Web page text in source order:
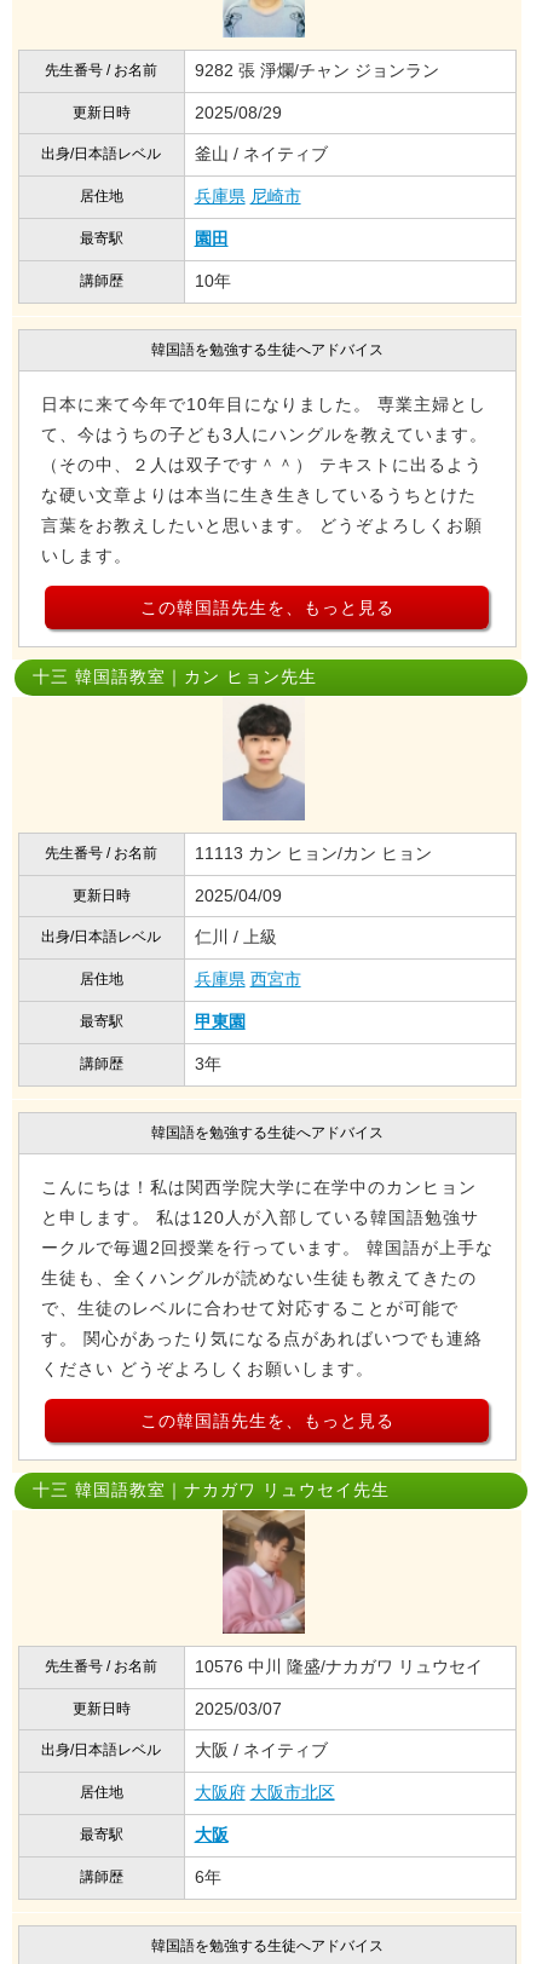
先生番号 / お名前 9282 張 淨爛/チャン ジョンラン
更新日時 2025/08/29
出身/日本語レベル 釜山 / ネイティブ
居住地 兵庫県 尼崎市
最寄駅 園田
講師歴 10年
韓国語を勉強する生徒へアドバイス
日本に来て今年で10年目になりました。 専業主婦とし
て、今はうちの子ども3人にハングルを教えています。
（その中、２人は双子です＾＾） テキストに出るよう
な硬い文章よりは本当に生き生きしているうちとけた
言葉をお教えしたいと思います。 どうぞよろしくお願
いします。
この韓国語先生を、もっと見る
十三 韓国語教室｜カン ヒョン先生
先生番号 / お名前 11113 カン ヒョン/カン ヒョン
更新日時 2025/04/09
出身/日本語レベル 仁川 / 上級
居住地 兵庫県 西宮市
最寄駅 甲東園
講師歴 3年
韓国語を勉強する生徒へアドバイス
こんにちは！私は関西学院大学に在学中のカンヒョン
と申します。 私は120人が入部している韓国語勉強サ
ークルで毎週2回授業を行っています。 韓国語が上手な
生徒も、全くハングルが読めない生徒も教えてきたの
で、生徒のレベルに合わせて対応することが可能で
す。 関心があったり気になる点があればいつでも連絡
ください どうぞよろしくお願いします。
この韓国語先生を、もっと見る
十三 韓国語教室｜ナカガワ リュウセイ先生
先生番号 / お名前 10576 中川 隆盛/ナカガワ リュウセイ
更新日時 2025/03/07
出身/日本語レベル 大阪 / ネイティブ
居住地 大阪府 大阪市北区
最寄駅 大阪
講師歴 6年
韓国語を勉強する生徒へアドバイス